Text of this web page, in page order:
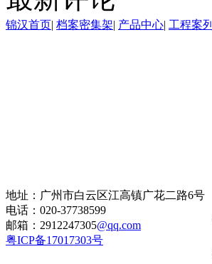
锦汉首页| 档案密集架| 产品中心| 工程案列
地址：广州市白云区江高镇广花二路6号
电话：020-37738599
邮箱：2912247305@qq.com
粤ICP备17017303号